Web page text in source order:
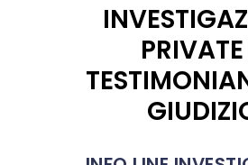
PRIVATE